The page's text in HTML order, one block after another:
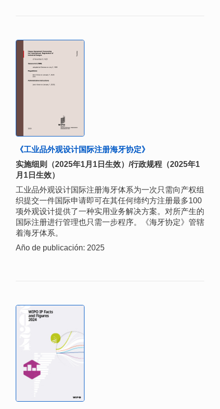
《工业品外观设计国际注册海牙协定》
实施细则（2025年1月1日生效）/行政规程（2025年1
月1日生效）
工业品外观设计国际注册海牙体系为一次只需向产权组
织提交一件国际申请即可在其任何缔约方注册最多100
项外观设计提供了一种实用业务解决方案。对所产生的
国际注册进行管理也只需一步程序。《海牙协定》管辖
着海牙体系。
Año de publicación: 2025